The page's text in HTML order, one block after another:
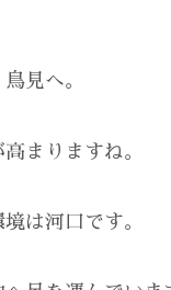
見へ。
まりますね。
は河口です。